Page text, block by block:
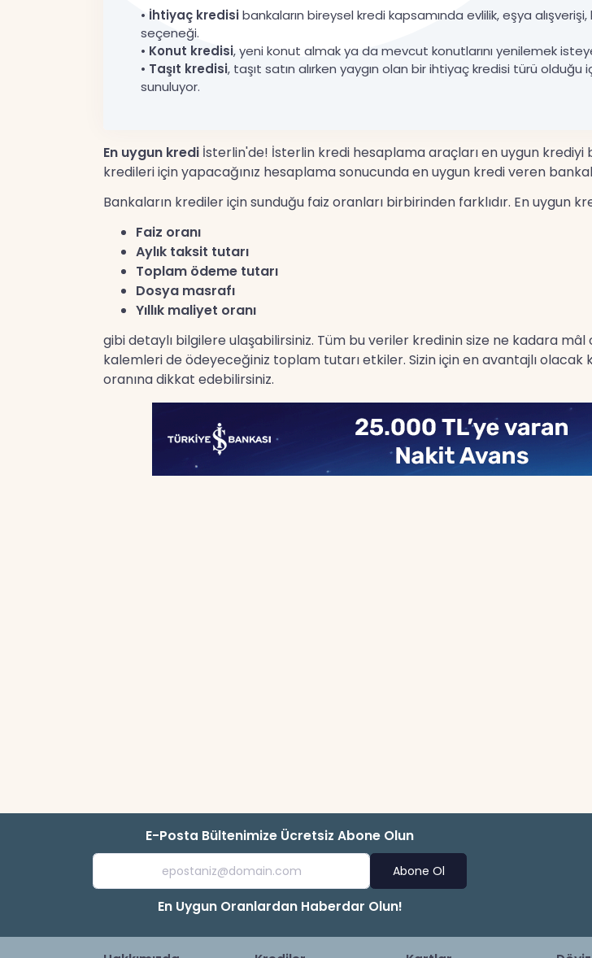
• İhtiyaç kredisibankaların bireysel kredi kapsamında evlilik, eşya
seçeneği.
• Konut kredisi, yeni konut almak ya da mevcut konutlarını yenilemek
• Taşıt kredisi, taşıt satın alırken yaygın olan bir ihtiyaç kredisi türü olduğu
sunuluyor.
En uygun kredi İsterlin'de! İsterlin kredi hesaplama araçları en uygun krediyi
kredileri için yapacağınız hesaplama sonucunda en uygun kredi veren
Bankaların krediler için sunduğu faiz oranları birbirinden farklıdır. En uygun
Faiz oranı
Aylık taksit tutarı
Toplam ödeme tutarı
Dosya masrafı
Yıllık maliyet oranı
gibi detaylı bilgilere ulaşabilirsiniz. Tüm bu veriler kredinin size ne kadara
kalemleri de ödeyeceğiniz toplam tutarı etkiler. Sizin için en avantajlı
oranına dikkat edebilirsiniz.
E-Posta Bültenimize Ücretsiz Abone Olun
Abone Ol
En Uygun Oranlardan Haberdar Olun!